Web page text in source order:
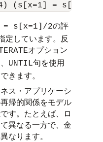
= s[x=1]/2の評
定しています。反
オプション
UNTIL句を使用
きます。
ス・アプリケーシ
帰的関係をモデル
す。たとえば、ロ
異なる一方で、金
なります。